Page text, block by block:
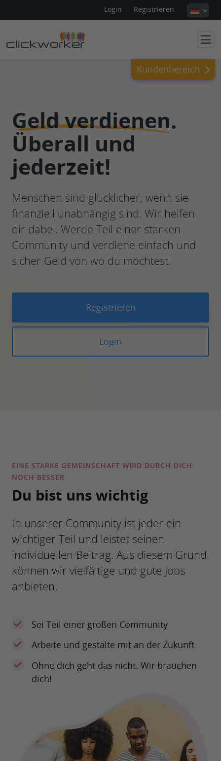
Login Registrieren
Kundenbereich
Geld verdienen.
Überall und
jederzeit!
Menschen sind glücklicher, wenn sie
finanziell unabhängig sind. Wir helfen
dir dabei. Werde Teil einer starken
Community und verdiene einfach und
sicher Geld von wo du möchtest.
Registrieren
Login
EINE STARKE GEMEINSCHAFT WIRD DURCH DICH
NOCH BESSER
Du bist uns wichtig
In unserer Community ist jeder ein
wichtiger Teil und leistet seinen
individuellen Beitrag. Aus diesem Grund
können wir vielfältige und gute Jobs
anbieten.
Sei Teil einer großen Community
Arbeite und gestalte mit an der Zukunft
Ohne dich geht das nicht. Wir brauchen
dich!